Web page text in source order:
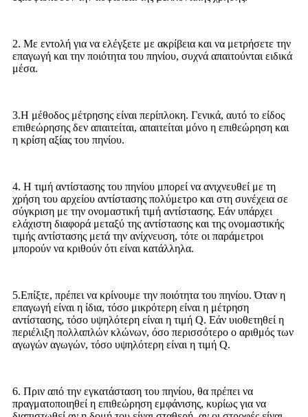
2. Με εντολή για να ελέγξετε με ακρίβεια και να μετρήσετε την
επαγωγή και την ποιότητα του πηνίου, συχνά απαιτούνται ειδικά
μέσα.
3.Η μέθοδος μέτρησης είναι περίπλοκη. Γενικά, αυτό το είδος
επιθεώρησης δεν απαιτείται, απαιτείται μόνο η επιθεώρηση και
η κρίση αξίας του πηνίου.
4. Η τιμή αντίστασης του πηνίου μπορεί να ανιχνευθεί με τη
χρήση του αρχείου αντίστασης πολύμετρο και στη συνέχεια σε
σύγκριση με την ονομαστική τιμή αντίστασης. Εάν υπάρχει
ελάχιστη διαφορά μεταξύ της αντίστασης και της ονομαστικής
τιμής αντίστασης μετά την ανίχνευση, τότε οι παράμετροι
μπορούν να κριθούν ότι είναι κατάλληλα.
5.Επίξτε, πρέπει να κρίνουμε την ποιότητα του πηνίου. Όταν η
επαγωγή είναι η ίδια, τόσο μικρότερη είναι η μέτρηση
αντίστασης, τόσο υψηλότερη είναι η τιμή Q. Εάν υιοθετηθεί η
περιέλιξη πολλαπλών κλώνων, όσο περισσότερο ο αριθμός των
αγωγών αγωγών, τόσο υψηλότερη είναι η τιμή Q.
6. Πριν από την εγκατάσταση του πηνίου, θα πρέπει να
πραγματοποιηθεί η επιθεώρηση εμφάνισης, κυρίως για να